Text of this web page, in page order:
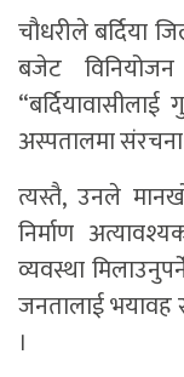
चौधरीले बर्दिया
बजेट
अस्पतालमा
त्यस्तै, उनले
निर्माण
व्यवस्था
जनतालाई
।